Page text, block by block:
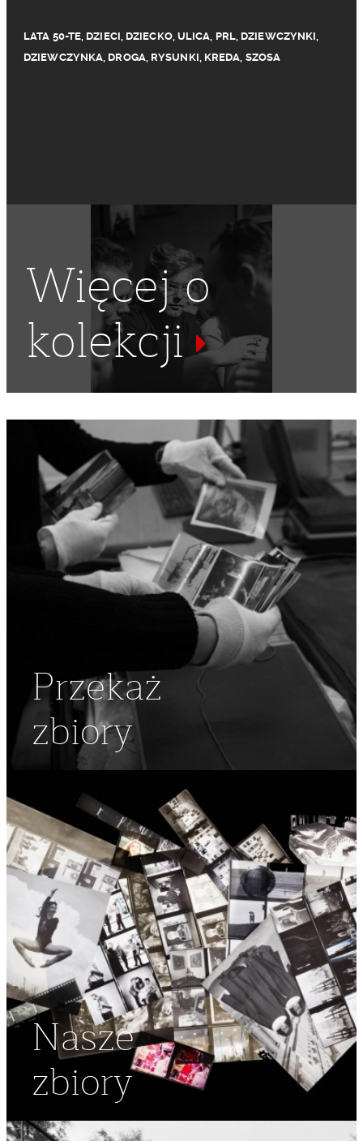
LATA 50-TE, DZIECI, DZIECKO, ULICA, PRL, DZIEWCZYNKI,
DZIEWCZYNKA, DROGA, RYSUNKI, KREDA, SZOSA
Więcej o
kolekcji
Przekaż
zbiory
Nasze
zbiory